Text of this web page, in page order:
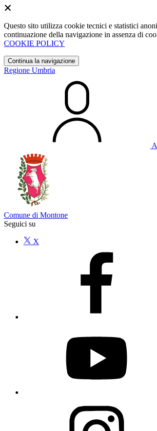
Questo sito utilizza cookie tecnici e statistici
continuazione della navigazione in assenza di
COOKIE POLICY
Continua la navigazione
Regione Umbria
Comune di Montone
Seguici su
X